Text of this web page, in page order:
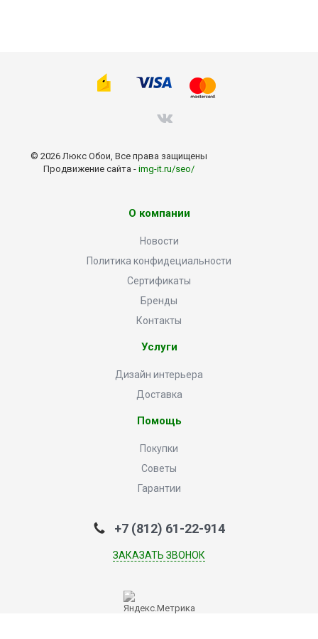
© 2026 Люкс Обои, Все права защищены
Продвижение сайта - img-it.ru/seo/
О компании
Новости
Политика конфидециальности
Сертификаты
Бренды
Контакты
Услуги
Дизайн интерьера
Доставка
Помощь
Покупки
Советы
Гарантии
+7 (812) 61-22-914
ЗАКАЗАТЬ ЗВОНОК